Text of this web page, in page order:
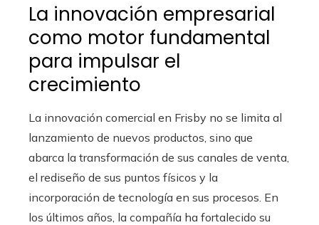
La innovación empresarial
como motor fundamental
para impulsar el
crecimiento
La innovación comercial en Frisby no se limita al
lanzamiento de nuevos productos, sino que
abarca la transformación de sus canales de venta,
el rediseño de sus puntos físicos y la
incorporación de tecnología en sus procesos. En
los últimos años, la compañía ha fortalecido su